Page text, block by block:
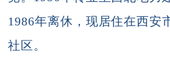
1986年离休，现居住在西安
社区。